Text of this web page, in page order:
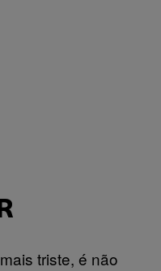
triste, é não